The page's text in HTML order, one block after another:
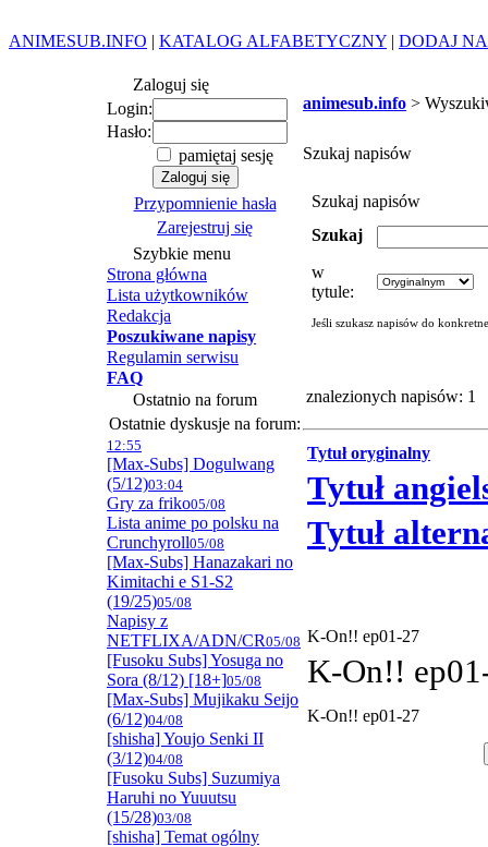
ANIMESUB.INFO | KATALOG ALFABETYCZNY | DODAJ
Zaloguj się
Login:
Hasło:
pamiętaj sesję
Przypomnienie hasła
Zarejestruj się
Szybkie menu
Strona główna
Lista użytkowników
Redakcja
Poszukiwane napisy
Regulamin serwisu
FAQ
Ostatnio na forum
Ostatnie dyskusje na forum:
12:55
[Max-Subs] Dogulwang
(5/12)03:04
Gry za friko05/08
Lista anime po polsku na
Crunchyroll05/08
[Max-Subs] Hanazakari no
Kimitachi e S1-S2
(19/25)05/08
Napisy z
NETFLIXA/ADN/CR05/08
[Fusoku Subs] Yosuga no
Sora (8/12) [18+]05/08
[Max-Subs] Mujikaku Seijo
(6/12)04/08
[shisha] Youjo Senki II
(3/12)04/08
[Fusoku Subs] Suzumiya
Haruhi no Yuuutsu
(15/28)03/08
[shisha] Temat ogólny
animesub.info >
Szukaj napisów
Szukaj napisów
Szukaj
w
tytule:
Jeśli szukasz napisów do
znalezionych napisów: 1
Tytuł oryginalny
Tytuł
Tytuł
K-On!! ep01-27
K-On!!
K-On!! ep01-27